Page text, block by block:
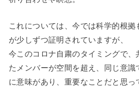
これについては、今では科学的根
が少しずつ証明されていますが、
今このコロナ自粛のタイミングで、
たメンバーが空間を超え、同じ意識
に意味があり、重要なことだと思っ